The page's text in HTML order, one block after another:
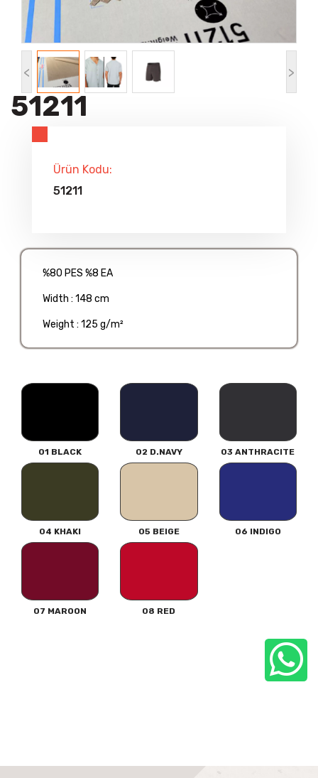
< >
51211
Ürün Kodu:
51211
%80 PES %8 EA
Width : 148 cm
Weight : 125 g/m²
01 BLACK 02 D.NAVY 03 ANTHRACITE
04 KHAKI 05 BEIGE 06 INDIGO
07 MAROON 08 RED